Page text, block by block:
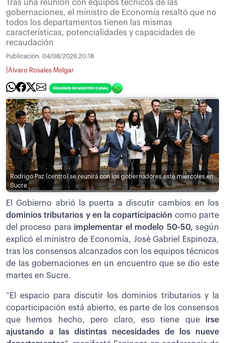
Tras una reunión con equipos técnicos de las
gobernaciones, el ministro de Economía resaltó que no
todos los departamentos tienen las mismas
características, potencialidades y capacidades de
recaudación
Publicación: 04/08/2026 20:18
Álvaro Rosales Melgar
Rodrigo Paz (centro) se reunirá con los gobernadores este miércoles en
Sucre
El Gobierno abrió la puerta a discutir cambios en los
dominios tributarios y en la coparticipación como parte
del proceso para implementar el modelo 50-50,según
explicó el ministro de Economía, José Gabriel Espinoza,
tras los consensos alcanzados con los equipos técnicos
de las gobernaciones en un encuentro que se dio este
martes en Sucre.
“El espacio para discutir los dominios tributarios y la
coparticipación está abierto, es parte de los consensos
que hemos hecho, pero claro, eso tiene que irse
ajustando a las distintas necesidades de los nueve